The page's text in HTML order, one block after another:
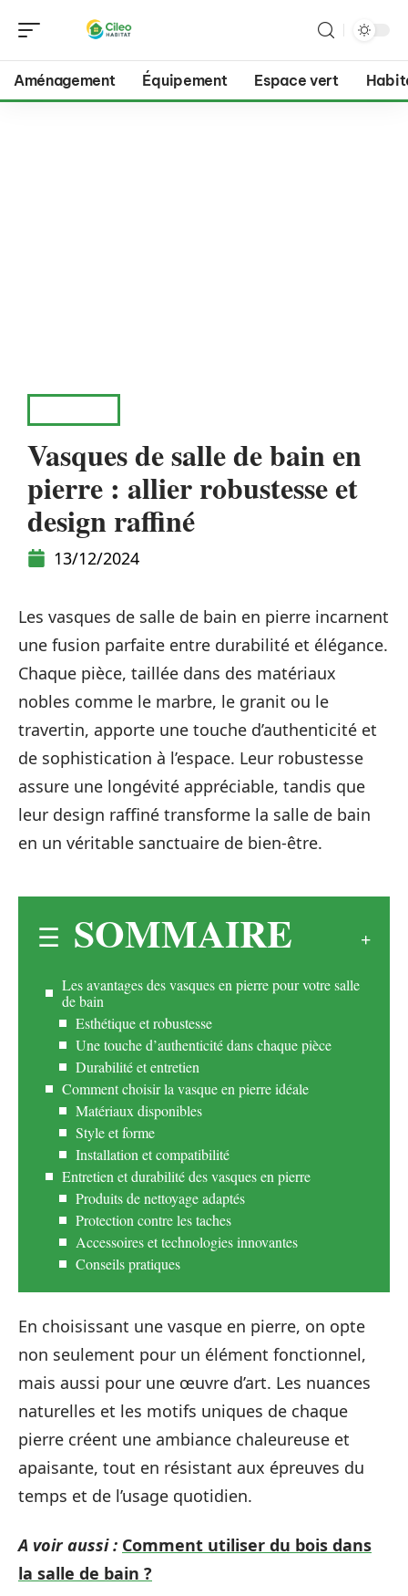
Aménagement Équipement Espace vert
Vasques de salle de bain en
pierre : allier robustesse et
design raffiné
13/12/2024
Les vasques de salle de bain en pierre incarnent
une fusion parfaite entre durabilité et élégance.
Chaque pièce, taillée dans des matériaux
nobles comme le marbre, le granit ou le
travertin, apporte une touche d’authenticité et
de sophistication à l’espace. Leur robustesse
assure une longévité appréciable, tandis que
leur design raffiné transforme la salle de bain
en un véritable sanctuaire de bien-être.
SOMMAIRE
Les avantages des vasques en pierre pour votre salle
de bain
Esthétique et robustesse
Une touche d’authenticité dans chaque pièce
Durabilité et entretien
Comment choisir la vasque en pierre idéale
Matériaux disponibles
Style et forme
Installation et compatibilité
Entretien et durabilité des vasques en pierre
Produits de nettoyage adaptés
Protection contre les taches
Accessoires et technologies innovantes
Conseils pratiques
En choisissant une vasque en pierre, on opte
non seulement pour un élément fonctionnel,
mais aussi pour une œuvre d’art. Les nuances
naturelles et les motifs uniques de chaque
pierre créent une ambiance chaleureuse et
apaisante, tout en résistant aux épreuves du
temps et de l’usage quotidien.
A voir aussi : Comment utiliser du bois dans
la salle de bain ?